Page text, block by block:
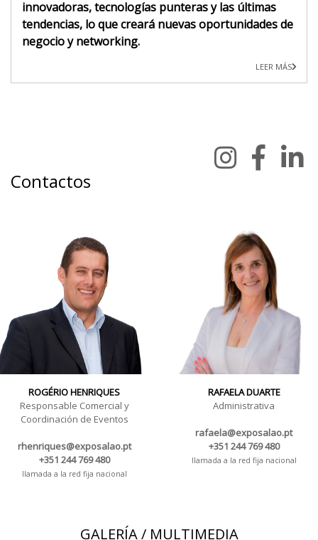
innovadoras, tecnologías punteras y las últimas
tendencias, lo que creará nuevas oportunidades de
negocio y networking.
LEER MÁS
Contactos
ROGÉRIO HENRIQUES
Responsable Comercial y
Coordinación de Eventos
rhenriques@exposalao.pt
+351 244 769 480
llamada a la red fija nacional
RAFAELA DUARTE
Administrativa
rafaela@exposalao.pt
+351 244 769 480
llamada a la red fija nacional
GALERÍA / MULTIMEDIA